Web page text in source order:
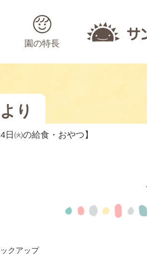
園の特長
り
日㈫の給食・おやつ】
クアップ